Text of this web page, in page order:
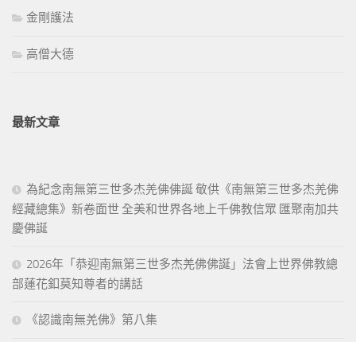
金剛護法
高僧大德
最新文章
為紀念南無第三世多杰羌佛佛誕 敬供《南無第三世多杰羌佛
經藏總集》新卷面世 全美和世界各地上千佛教信眾 匯聚南加共
慶佛誕
2026年「恭迎南無第三世多杰羌佛佛誕」法會上世界佛教總
部蓮花釦莫知尊者的講話
《認識南無羌佛》第八集